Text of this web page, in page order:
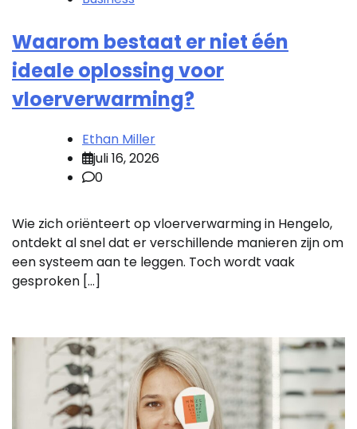
Waarom bestaat er niet één
ideale oplossing voor
vloerverwarming?
Ethan Miller
juli 16, 2026
0
Wie zich oriënteert op vloerverwarming in Hengelo,
ontdekt al snel dat er verschillende manieren zijn om
een systeem aan te leggen. Toch wordt vaak
gesproken […]